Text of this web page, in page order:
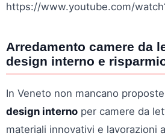
https://www.youtube.com/
Arredamento camere da
design interno e
In Veneto non mancano
design interno per camere da
materiali innovativi e lavorazioni